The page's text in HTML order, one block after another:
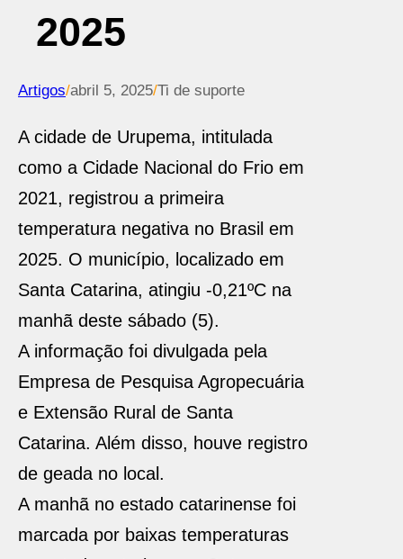
2025
Artigos/abril 5, 2025/Ti de suporte
A cidade de Urupema, intitulada
como a Cidade Nacional do Frio em
2021, registrou a primeira
temperatura negativa no Brasil em
2025. O município, localizado em
Santa Catarina, atingiu -0,21ºC na
manhã deste sábado (5).
A informação foi divulgada pela
Empresa de Pesquisa Agropecuária
e Extensão Rural de Santa
Catarina. Além disso, houve registro
de geada no local.
A manhã no estado catarinense foi
marcada por baixas temperaturas